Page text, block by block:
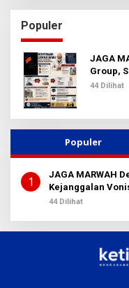
i
u
n
t
u
Populer
JAGA
Group,
44 Dilihat
Populer
1
JAGA MARWAH
Kejanggalan
44 Dilihat